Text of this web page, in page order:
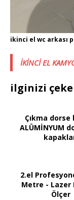
ikinci el wc arkası
İKİNCİ EL
ilginizi
Çıkma dorse
ALÜMİNYUM
2.el
Metre - Lazer
Ölçer